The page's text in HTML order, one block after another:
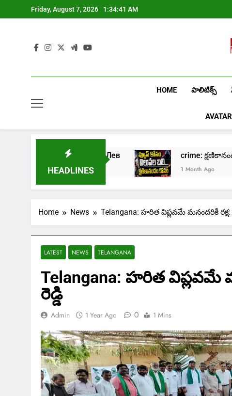
to
Friday, August 7, 2026 1:34:43 AM
HOME పాలిటిక్స్
HEADLINES
crime: క్షణికానందం కోసం
1 Month Ago
Home News Telangana: హరిత విప్లవమే మనందరికీ రక్ష:
LATEST NEWS TELANGANA
Telangana: హరిత విప్లవమే
రెడ్డి
Admin 1 Year Ago 0 1 Mins